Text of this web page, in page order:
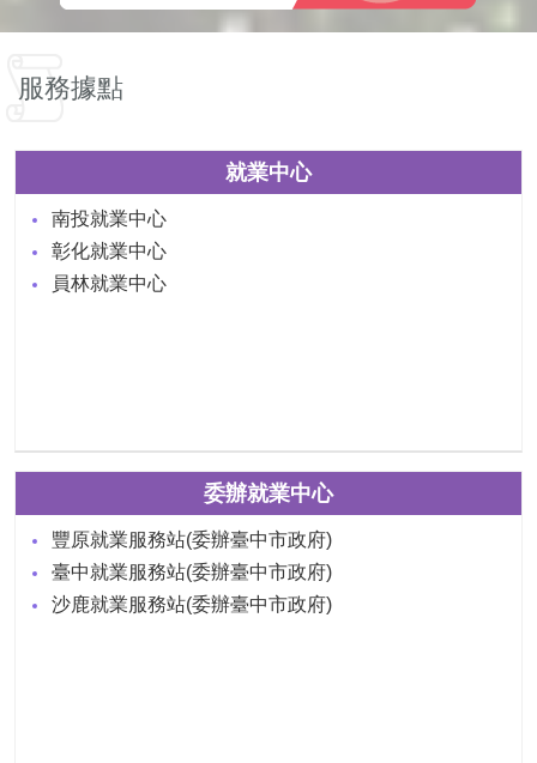
服務據點
就業中心
南投就業中心
彰化就業中心
員林就業中心
委辦就業中心
豐原就業服務站(委辦臺中市政府)
臺中就業服務站(委辦臺中市政府)
沙鹿就業服務站(委辦臺中市政府)